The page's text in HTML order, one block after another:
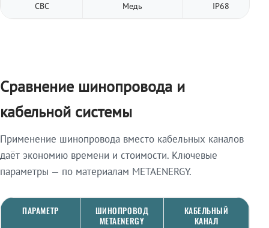
СВС Медь IP68
Сравнение шинопровода и
кабельной системы
Применение шинопровода вместо кабельных каналов
даёт экономию времени и стоимости. Ключевые
параметры — по материалам METAENERGY.
ПАРАМЕТР
ШИНОПРОВОД
METAENERGY
КАБЕЛЬНЫЙ
КАНАЛ